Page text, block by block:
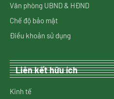
Văn phòng UBND & HĐND
Chế độ bảo mật
Điều khoản sử dụng
Liên kết hữu ích
Kinh tế